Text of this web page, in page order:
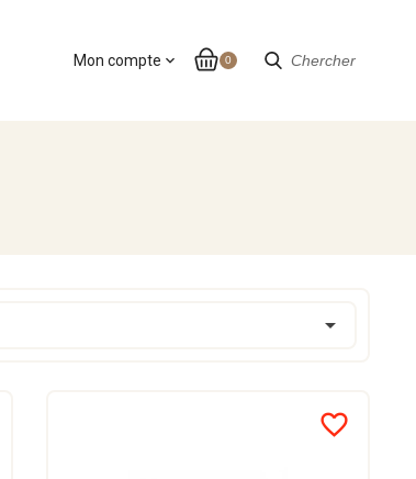
Chercher
0
Mon compte expand_more

favorite_border